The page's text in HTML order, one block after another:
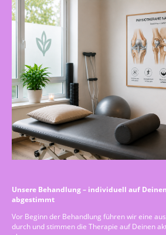
Unsere Behandlung – individuell auf
abgestimmt
Vor Beginn der Behandlung führen wir eine
durch und stimmen die Therapie auf Deinen